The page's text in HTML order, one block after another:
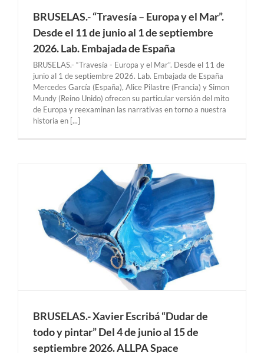
BRUSELAS.- “Travesía – Europa y el Mar”.
Desde el 11 de junio al 1 de septiembre
2026. Lab. Embajada de España
BRUSELAS.- “Travesía - Europa y el Mar”. Desde el 11 de
junio al 1 de septiembre 2026. Lab. Embajada de España
Mercedes García (España), Alice Pilastre (Francia) y Simon
Mundy (Reino Unido) ofrecen su particular versión del mito
de Europa y reexaminan las narrativas en torno a nuestra
historia en [...]
BRUSELAS.- Xavier Escribá “Dudar de
todo y pintar” Del 4 de junio al 15 de
septiembre 2026. ALLPA Space